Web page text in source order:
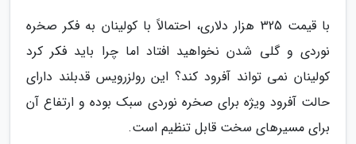
با قیمت 325 هزار دلاری، احتمالاً با کولینان به فکر صخره
نوردی و گلی شدن نخواهید افتاد اما چرا باید فکر کرد
کولینان نمی تواند آفرود کند؟ این رولزرویس قدبلند دارای
حالت آفرود ویژه برای صخره نوردی سبک بوده و ارتفاع آن
برای مسیرهای سخت قابل تنظیم است.